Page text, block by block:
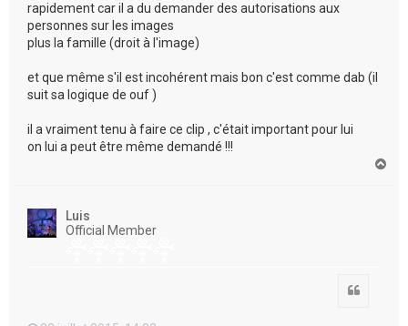
rapidement car il a du demander des autorisations aux
personnes sur les images
plus la famille (droit à l'image)
et que même s'il est incohérent mais bon c'est comme dab (il
suit sa logique de ouf )
il a vraiment tenu à faire ce clip , c'était important pour lui
on lui a peut être même demandé !!!
Luis
Official Member